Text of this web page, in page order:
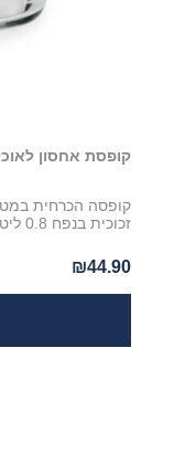
קופסת אחסון לאוכל
קופסה הכרחית
זכוכית בנפח 0.8 ליטר
₪44.90